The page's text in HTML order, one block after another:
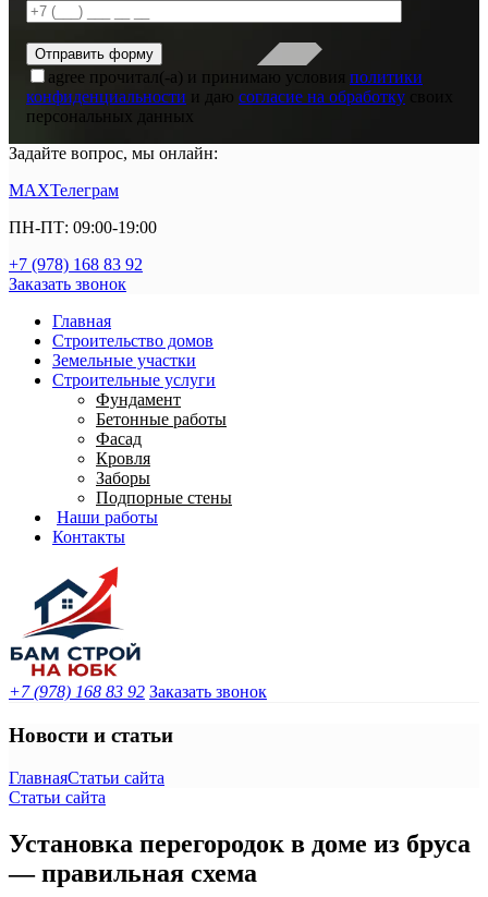
agree прочитал(-а) и принимаю условия политики
конфиденциальности и даю согласие на обработку
персональных данных
Задайте вопрос, мы онлайн:
MAXТелеграм
ПН-ПТ: 09:00-19:00
+7 (978) 168 83 92
Заказать звонок
Главная
Строительство домов
Земельные участки
Строительные услуги
Фундамент
Бетонные работы
Фасад
Кровля
Заборы
Подпорные стены
Наши работы
Контакты
+7 (978) 168 83 92 Заказать звонок
Новости и статьи
ГлавнаяСтатьи сайта
Статьи сайта
Установка перегородок в доме из бруса
— правильная схема